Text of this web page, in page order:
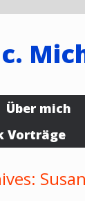
Über mich
Vorträge